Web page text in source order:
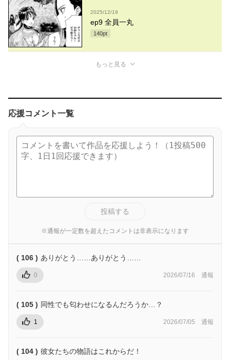
2025/12/19
ep9 全員一丸
140pt
もっと見る
応援コメント一覧
投稿する
※通報が一定数を超えたコメントは非表示になります
( 106 ) ありがとう……ありがとう……
0 2026/07/16 通報
( 105 ) 同性でも匂わせになるんだろうか…？
1 2026/07/05 通報
( 104 ) 彼女たちの物語はこれからだ！